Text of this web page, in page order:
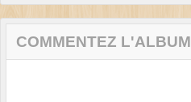
COMMENTEZ L'ALBUM